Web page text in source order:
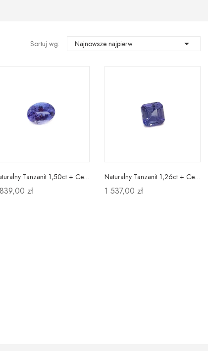
Sortuj wg: Najnowsze najpierw 
Naturalny Tanzanit 1,50ct + Certyfikat
zł
Naturalny Tanzanit 1,26ct + Certyfikat
1 537,00 zł